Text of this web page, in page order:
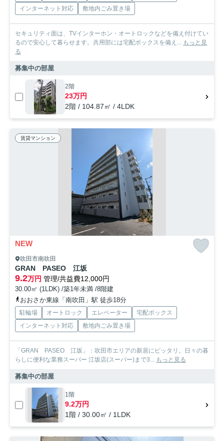
インターネット対応
敷地内ごみ置き場
セキュリティ面は、TVインターホン・オートロックなどを備え付けてい
るので安心して暮らせます。共用部には宅配ボックスを備え... もっと見
る
募集中の部屋
2階
23万円
2階 / 104.87㎡ / 4LDK
賃貸マンション
NEW
吹田市南吹田
GRAN PASEO 江坂
9.2万円 管理/共益費12,000円
30.00㎡ (1LDK) /築1年未満 /8階建
おおさか東線「南吹田」駅 徒歩18分
駐輪場 オートロック エレベーター
宅配ボックス
インターネット対応
敷地内ごみ置き場
「GRAN PASEO 江坂」：吹田市エリアの新居にピッタリ。日々の暮
らしに便利な業務スーパー 江坂店(スーパー)まで3... もっと見る
募集中の部屋
1階
9.2万円
1階 / 30.00㎡ / 1LDK